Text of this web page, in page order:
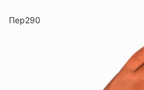
Пер290